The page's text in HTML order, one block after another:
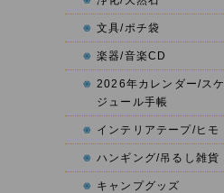
文具/ポチ袋
楽器/音楽CD
2026年カレンダー/スケ
ジュール手帳
インテリアテープ/ヒモ
ハンギング/吊るし雑貨
キャンプグッズ